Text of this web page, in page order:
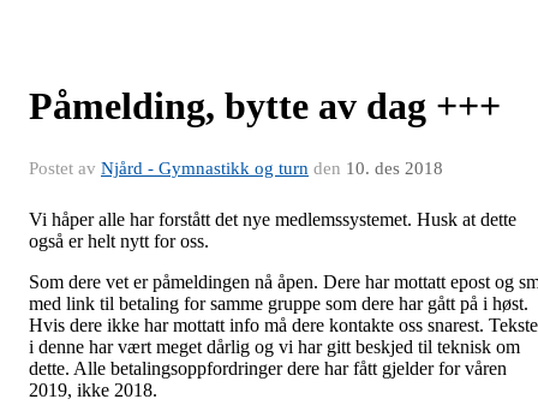
Påmelding, bytte av dag +++
Postet av Njård - Gymnastikk og turn den 10. des 2018
Vi håper alle har forstått det nye medlemssystemet. Husk at dette
også er helt nytt for oss.
Som dere vet er påmeldingen nå åpen. Dere har mottatt epost og
med link til betaling for samme gruppe som dere har gått på i høst.
Hvis dere ikke har mottatt info må dere kontakte oss snarest.
i denne har vært meget dårlig og vi har gitt beskjed til teknisk om
dette. Alle betalingsoppfordringer dere har fått gjelder for våren
2019, ikke 2018.